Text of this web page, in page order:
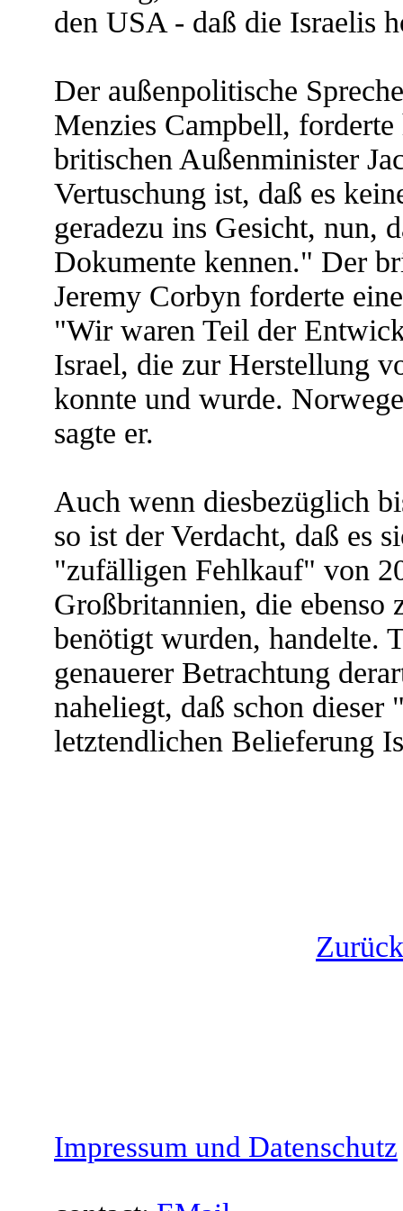
den USA - daß die Israelis
Der außenpolitische
Menzies Campbell,
britischen Außenminister
Vertuschung ist, daß es
geradezu ins Gesicht, nun,
Dokumente kennen." Der
Jeremy Corbyn forderte
"Wir waren Teil der
Israel, die zur Herstellung
konnte und wurde.
sagte er.
Auch wenn diesbezüglich
so ist der Verdacht, daß es
"zufälligen Fehlkauf" von
Großbritannien, die ebenso
benötigt wurden, handelte.
genauerer Betrachtung
naheliegt, daß schon
letztendlichen Belieferung
Impressum und Datenschutz